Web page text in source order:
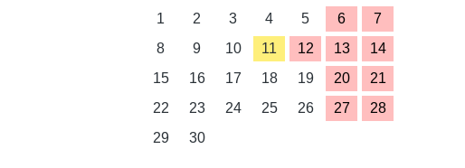
1
2 3 4 5 6
7
8
9 10 11 12 13
14
15
16 17 18 19 20
21
22
23 24 25 26 27
28
29
30